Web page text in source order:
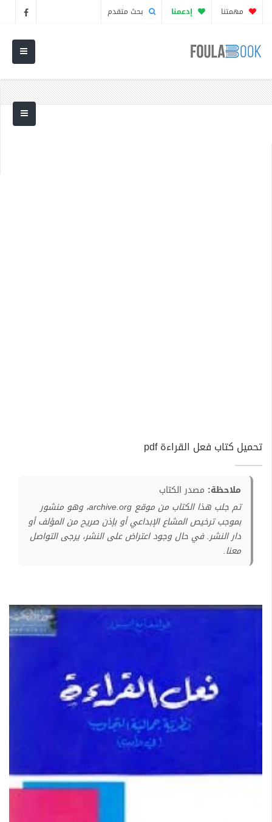
مهمتنا إدعمنا بحث متقدم
تحميل كتاب فعل القراءة pdf
ملاحظة: مصدر الكتاب
تم جلب هذا الكتاب من موقع archive.org، وهو منشور
بموجب ترخيص المشاع الإبداعي أو بإذن صريح من المؤلف أو
دار النشر. في حال وجود اعتراض على النشر، يرجى التواصل
معنا.